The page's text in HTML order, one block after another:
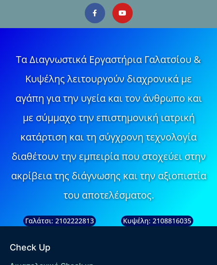
Τα Διαγνωστικά Εργαστήρια Γαλατσίου &
Κυψέλης λειτουργούν διαχρονικά με
αγάπη για την υγεία και τον άνθρωπο και
με σύμμαχο την επιστημονική ιατρική
κατάρτιση και τη σύγχρονη τεχνολογία
διαθέτουν την εμπειρία που στοχεύει στην
ακρίβεια της διάγνωσης και την αξιοπιστία
του αποτελέσματος.
Γαλάτσι: 2102222813 Κυψέλη: 2108816035
Check Up